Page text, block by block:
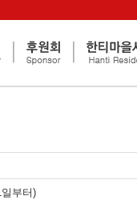
부터)